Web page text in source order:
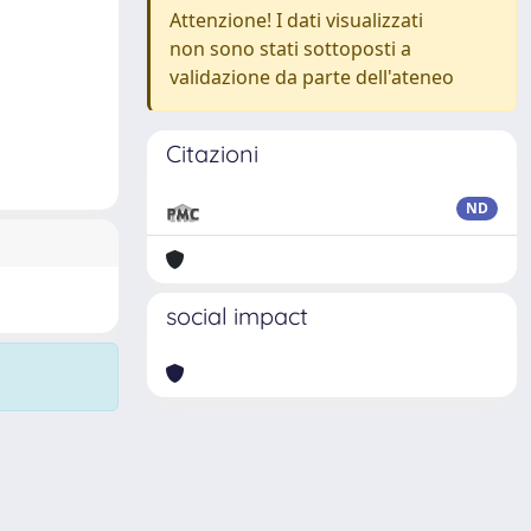
Attenzione! I dati visualizzati
non sono stati sottoposti a
validazione da parte dell'ateneo
Citazioni
ND
social impact